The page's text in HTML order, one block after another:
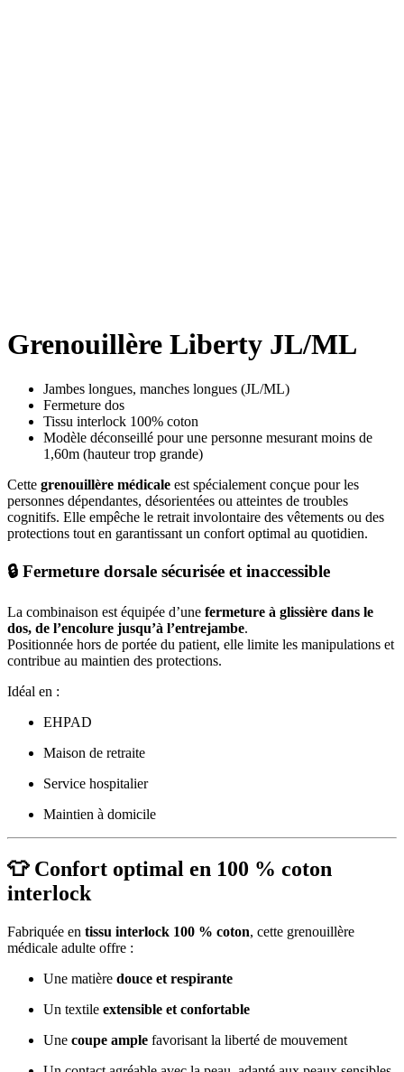
Grenouillère Liberty JL/ML
Jambes longues, manches longues (JL/ML)
Fermeture dos
Tissu interlock 100% coton
Modèle déconseillé pour une personne mesurant moins de
1,60m (hauteur trop grande)
Cette grenouillère médicale est spécialement conçue pour les
personnes dépendantes, désorientées ou atteintes de troubles
cognitifs. Elle empêche le retrait involontaire des vêtements ou des
protections tout en garantissant un confort optimal au quotidien.
🔒 Fermeture dorsale sécurisée et inaccessible
La combinaison est équipée d’une fermeture à glissière dans le
dos, de l’encolure jusqu’à l’entrejambe.
Positionnée hors de portée du patient, elle limite les manipulations et
contribue au maintien des protections.
Idéal en :
EHPAD
Maison de retraite
Service hospitalier
Maintien à domicile
👕 Confort optimal en 100 % coton
interlock
Fabriquée en tissu interlock 100 % coton, cette grenouillère
médicale adulte offre :
Une matière douce et respirante
Un textile extensible et confortable
Une coupe ample favorisant la liberté de mouvement